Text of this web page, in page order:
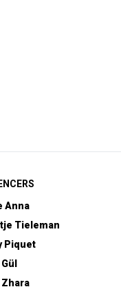
Anna
Tieleman
Piquet
Zhara